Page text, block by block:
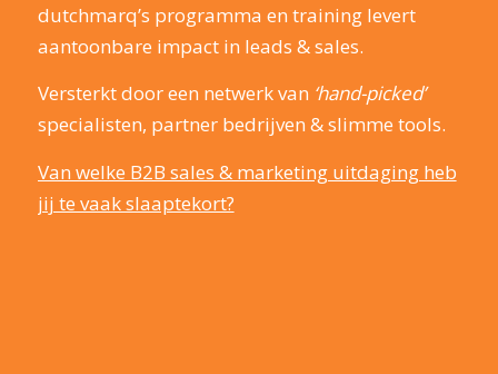
dutchmarq’s programma en training levert
aantoonbare impact in leads & sales.
Versterkt door een netwerk van ‘hand-picked’
specialisten, partner bedrijven & slimme tools.
Van welke B2B sales & marketing uitdaging heb
jij te vaak slaaptekort?